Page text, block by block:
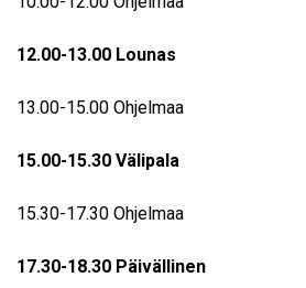
12.00-13.00 Lounas
13.00-15.00 Ohjelmaa
15.00-15.30 Välipala
15.30-17.30 Ohjelmaa
17.30-18.30 Päivällinen